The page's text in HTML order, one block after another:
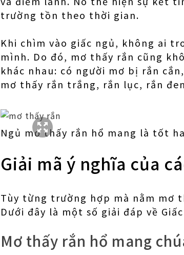
trường tồn theo thời gian.
Khi chìm vào giấc ngủ, không ai
mình. Do đó, mơ thấy rắn cũng
khác nhau: có người mơ bị rắn
mơ thấy rắn trắng, rắn lục, rắn
Ngủ mơ thấy rắn hổ mang là tốt
Giải mã ý nghĩa của
Tùy từng trường hợp mà nằm mơ
Dưới đây là một số giải đáp về
Mơ thấy rắn hổ mang